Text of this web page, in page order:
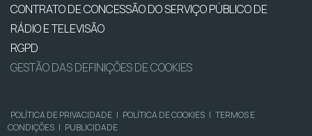
CONTRATO DE CONCESSÃO DO SERVIÇO PÚBLICO DE
RÁDIO E TELEVISÃO
RGPD
GESTÃO DAS DEFINIÇÕES DE COOKIES
POLÍTICA DE PRIVACIDADE | POLÍTICA DE COOKIES | TERMOS E
CONDIÇÕES | PUBLICIDADE